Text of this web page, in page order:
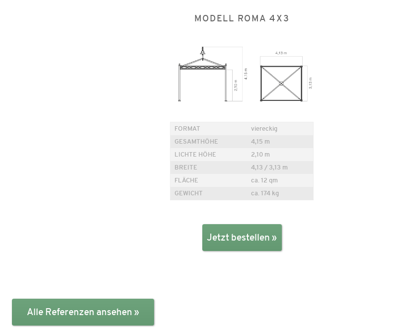
MODELL ROMA 4X3
FORMAT
viereckig
GESAMTHÖHE
4,15 m
LICHTE HÖHE
2,10 m
BREITE
4,13 / 3,13 m
FLÄCHE
ca. 12 qm
GEWICHT
ca. 174 kg
Jetzt bestellen
Alle Referenzen ansehen